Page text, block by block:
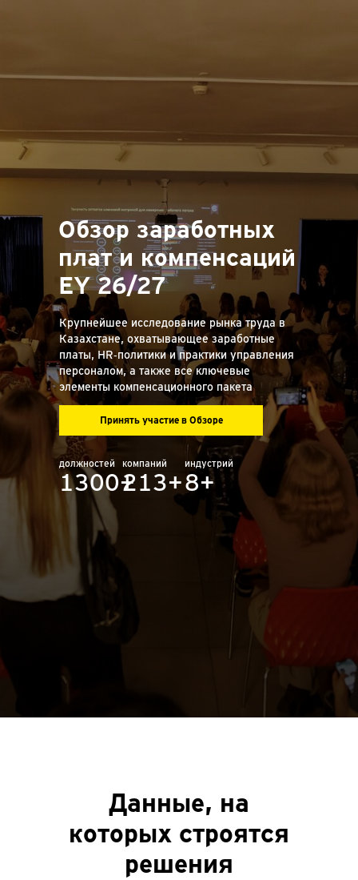
должностей
1300+
компаний
213+
индустрий
8+
Принять участие в Обзоре
Крупнейшее исследование рынка труда в
Казахстане, охватывающее заработные
платы, HR‑политики и практики управления
персоналом, а также все ключевые
элементы компенсационного пакета
Обзор заработных
плат и компенсаций
EY 26/27
Данные, на
которых строятся
решения